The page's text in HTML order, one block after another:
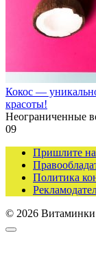
Кокос —
красоты!
Неограниченные
09
Пришлите
Политика
© 2026 Витаминки